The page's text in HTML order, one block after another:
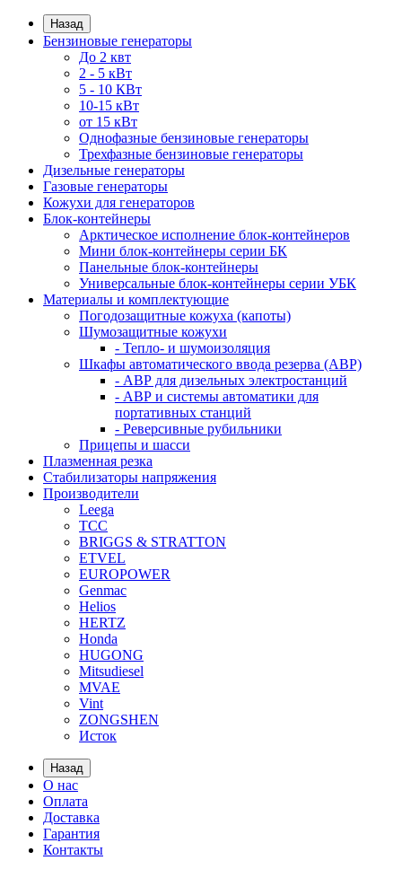
Назад
Бензиновые генераторы
До 2 квт
2 - 5 кВт
5 - 10 КВт
10-15 кВт
от 15 кВт
Однофазные бензиновые генераторы
Трехфазные бензиновые генераторы
Дизельные генераторы
Газовые генераторы
Кожухи для генераторов
Блок-контейнеры
Арктическое исполнение блок-контейнеров
Мини блок-контейнеры серии БК
Панельные блок-контейнеры
Универсальные блок-контейнеры серии УБК
Материалы и комплектующие
Погодозащитные кожуха (капоты)
Шумозащитные кожухи
- Тепло- и шумоизоляция
Шкафы автоматического ввода резерва (АВР)
- АВР для дизельных электростанций
- АВР и системы автоматики для
портативных станций
- Реверсивные рубильники
Прицепы и шасси
Плазменная резка
Стабилизаторы напряжения
Производители
Leega
ТСС
BRIGGS & STRATTON
ETVEL
EUROPOWER
Genmac
Helios
HERTZ
Honda
HUGONG
Mitsudiesel
MVAE
Vint
ZONGSHEN
Исток
Назад
О нас
Оплата
Доставка
Гарантия
Контакты